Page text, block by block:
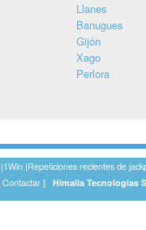
Llanes
Banugues
Gijón
Xago
Perlora
|1Win |Repeticiones recientes de
Contactar Himalia Tecnologías